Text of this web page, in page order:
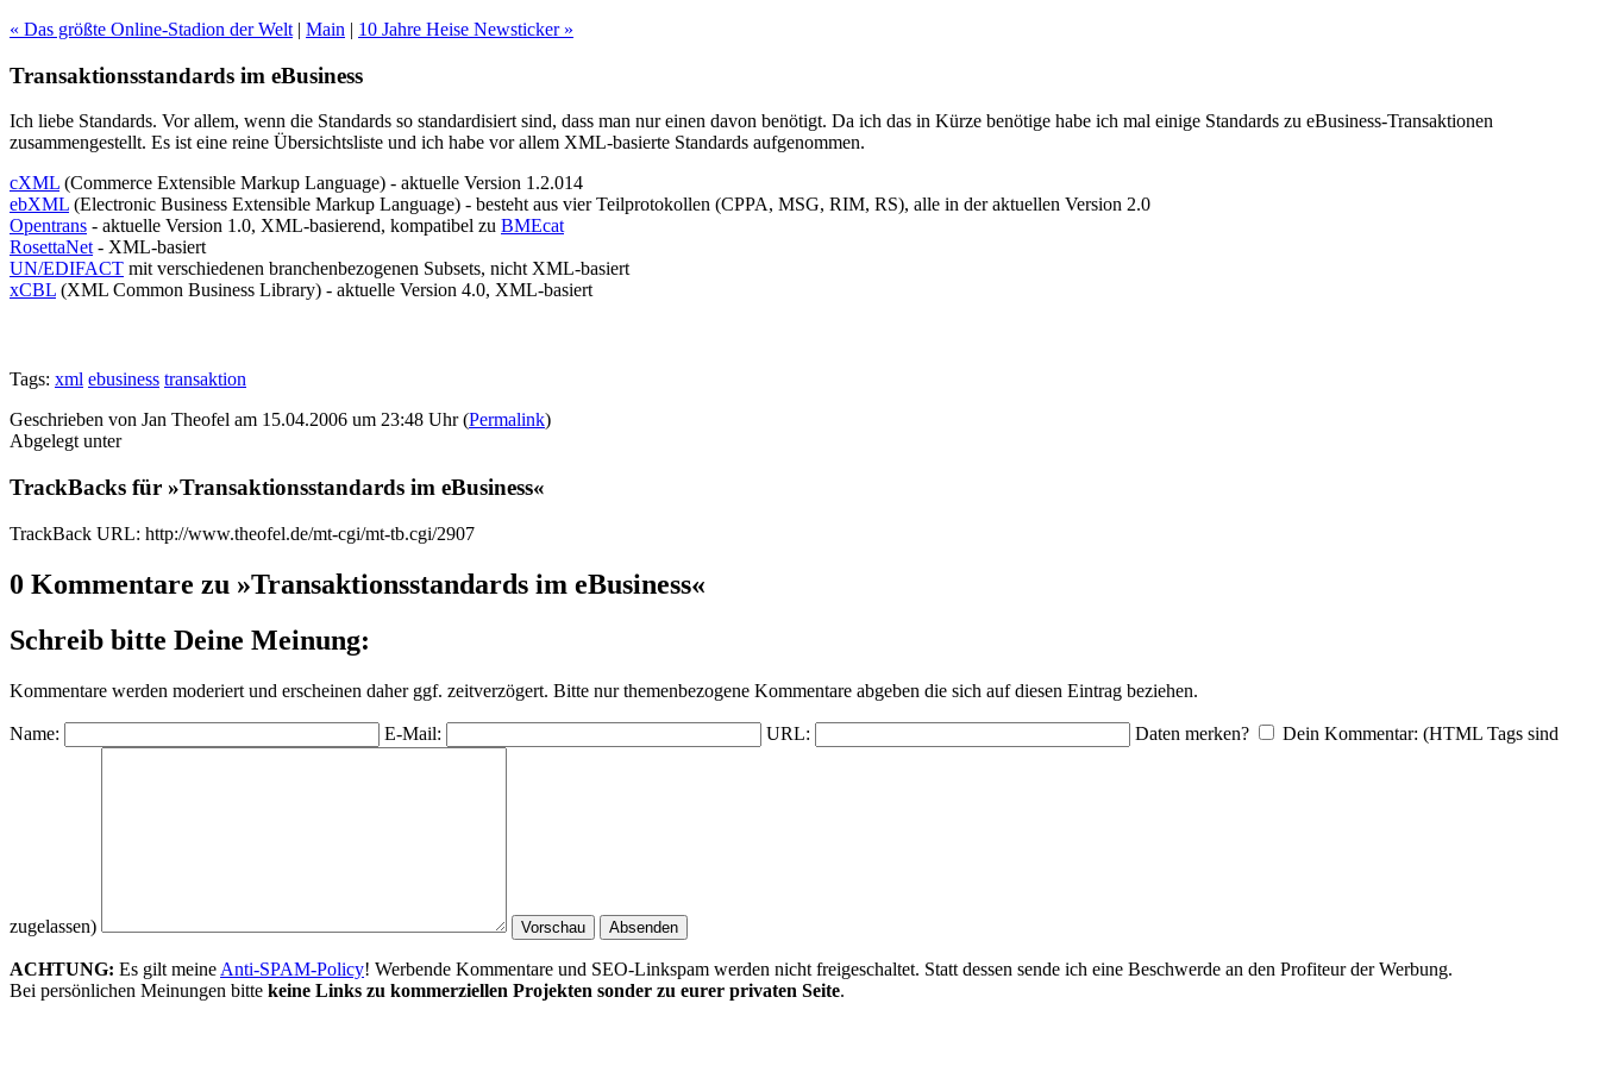
« Das größte Online-Stadion der Welt | Main | 10 Jahre Heise Newsticker »
Transaktionsstandards im eBusiness
Ich liebe Standards. Vor allem, wenn die Standards so standardisiert sind, dass man nur einen davon benötigt. Da ich das in Kürze benötige habe ich mal einige Standards zu eBusiness-Transaktionen
zusammengestellt. Es ist eine reine Übersichtsliste und ich habe vor allem XML-basierte Standards aufgenommen.
cXML (Commerce Extensible Markup Language) - aktuelle Version 1.2.014
ebXML (Electronic Business Extensible Markup Language) - besteht aus vier Teilprotokollen (CPPA, MSG, RIM, RS), alle in der aktuellen Version 2.0
Opentrans - aktuelle Version 1.0, XML-basierend, kompatibel zu BMEcat
RosettaNet- XML-basiert
UN/EDIFACT mit verschiedenen branchenbezogenen Subsets, nicht XML-basiert
xCBL (XML Common Business Library) - aktuelle Version 4.0, XML-basiert
Tags: xml ebusiness transaktion
Geschrieben von Jan Theofel am 15.04.2006 um 23:48 Uhr (Permalink)
Abgelegt unter
TrackBacks für »Transaktionsstandards im eBusiness«
TrackBack URL: http://www.theofel.de/mt-cgi/mt-tb.cgi/2907
0 Kommentare zu »Transaktionsstandards im eBusiness«
Schreib bitte Deine Meinung:
Kommentare werden moderiert und erscheinen daher ggf. zeitverzögert. Bitte nur themenbezogene Kommentare abgeben die sich auf diesen Eintrag beziehen.
Name: E-Mail: URL: Daten merken? Dein Kommentar: (HTML Tags sind
zugelassen)
ACHTUNG: Es gilt meine Anti-SPAM-Policy! Werbende Kommentare und SEO-Linkspam werden nicht freigeschaltet. Statt dessen sende ich eine Beschwerde an den Profiteur der Werbung.
Bei persönlichen Meinungen bitte keine Links zu kommerziellen Projekten sonder zu eurer privaten Seite.